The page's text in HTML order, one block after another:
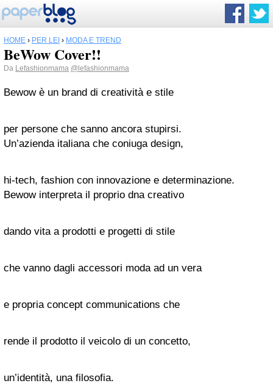
HOME › PER LEI › MODA E TREND
BeWow Cover!!
Da Lefashionmama @lefashionmama
Bewow è un brand di creatività e stile
per persone che sanno ancora stupirsi.
Un’azienda italiana che coniuga design,
hi-tech, fashion con innovazione e determinazione.
Bewow interpreta il proprio dna creativo
dando vita a prodotti e progetti di stile
che vanno dagli accessori moda ad un vera
e propria concept communications che
rende il prodotto il veicolo di un concetto,
un’identità, una filosofia.